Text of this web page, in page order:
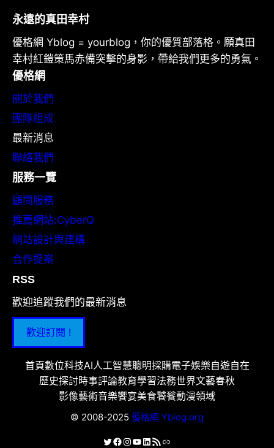
永遠的真田幸村
優格網 Yblog = yourblog，你的優質部落格。願真田
幸村紅鎧策馬赤備突擊的身影，帶給我們更多的勇氣。
優格網
關於我們
團隊組成
最新消息
聯絡我們
服務一覽
顧問服務
推薦網站:CyberQ
網站設計與建構
合作提案
RSS
歡迎追蹤我們的最新消息
歡迎訂閱 !
首頁數位科技AI人工智慧聰明採購電子娛樂自遊自在
歷史探討時事評論教育學習法務世界文藝春秋
影像藝術音樂饗宴美食饕餮動漫領域
© 2008-2025 優格網 Yblog.org
X Facebook
Instagram
YouTube
LinkedIn
RSS 資訊提供連結